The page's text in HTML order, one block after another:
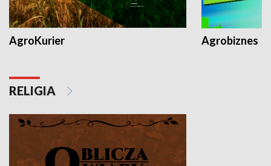
AgroKurier Agrobiznes
RELIGIA